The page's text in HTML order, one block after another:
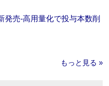
発売‐高用量化で投与本数削
もっと見る »